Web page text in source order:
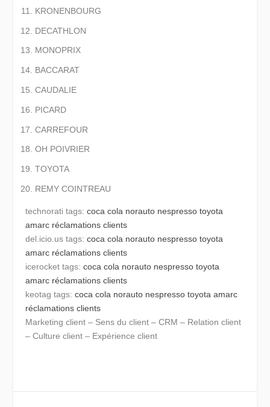
KRONENBOURG
DECATHLON
MONOPRIX
BACCARAT
CAUDALIE
PICARD
CARREFOUR
OH POIVRIER
TOYOTA
REMY COINTREAU
technorati tags:coca cola norauto nespresso toyota
amarc réclamations clients
del.icio.us tags:coca cola norauto nespresso toyota
amarc réclamations clients
icerocket tags:coca cola norauto nespresso toyota
amarc réclamations clients
keotag tags:coca cola norauto nespresso toyota amarc
réclamations clients
Marketing client – Sens du client – CRM – Relation client
– Culture client – Expérience client